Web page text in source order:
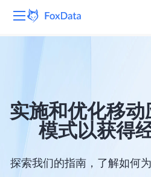
解决方案
实施和优化移
模式以获得
探索我们的指南，了解如何